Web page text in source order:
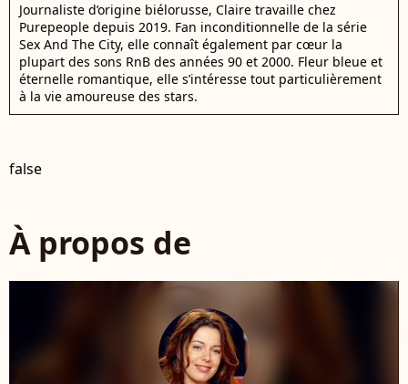
Journaliste d’origine biélorusse, Claire travaille chez
Purepeople depuis 2019. Fan inconditionnelle de la série
Sex And The City, elle connaît également par cœur la
plupart des sons RnB des années 90 et 2000. Fleur bleue et
éternelle romantique, elle s’intéresse tout particulièrement
à la vie amoureuse des stars.
false
À propos de